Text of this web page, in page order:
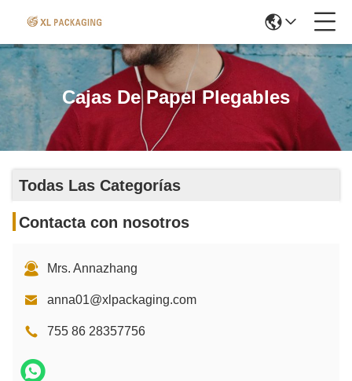
Cajas De Papel Plegables
Todas Las Categorías
Contacta con nosotros
Mrs. Annazhang
anna01@xlpackaging.com
755 86 28357756